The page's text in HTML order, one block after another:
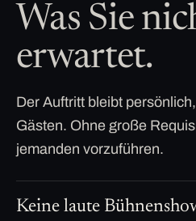
Was Sie
erwartet.
Der Auftritt bleibt
Gästen. Ohne große
jemanden vorzuführen.
Keine laute